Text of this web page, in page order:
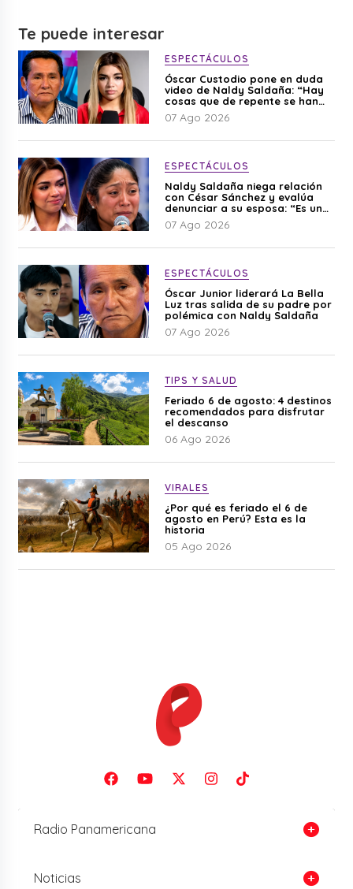
Te puede interesar
ESPECTÁCULOS
Óscar Custodio pone en duda
video de Naldy Saldaña: “Hay
cosas que de repente se han
editado”
07 Ago 2026
ESPECTÁCULOS
Naldy Saldaña niega relación
con César Sánchez y evalúa
denunciar a su esposa: “Es una
difamación”
07 Ago 2026
ESPECTÁCULOS
Óscar Junior liderará La Bella
Luz tras salida de su padre por
polémica con Naldy Saldaña
07 Ago 2026
TIPS Y SALUD
Feriado 6 de agosto: 4 destinos
recomendados para disfrutar
el descanso
06 Ago 2026
VIRALES
¿Por qué es feriado el 6 de
agosto en Perú? Esta es la
historia
05 Ago 2026
Radio Panamericana
Noticias